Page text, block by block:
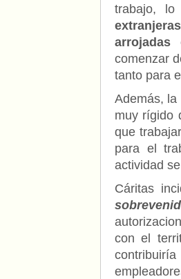
trabajo,
comenzar
tanto para
Además, la
muy rígido
que
para el
actividad
Cáritas
con el